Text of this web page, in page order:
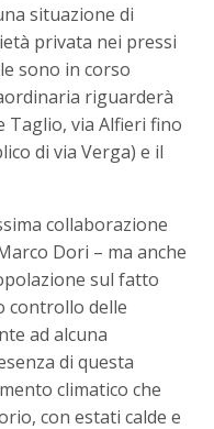
situazione di
privata nei pressi
sono in corso
riguarderà
Taglio, via Alfieri fino
di via Verga) e il
collaborazione
Dori – ma anche
sul fatto
controllo delle
ad alcuna
di questa
climatico che
con estati calde e